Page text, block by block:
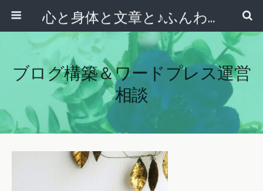
心と身体と文章と♪ふんわりシンプルライフ講座 【西宮・宝塚】
ブログ構築＆ワードプレス運営
相談